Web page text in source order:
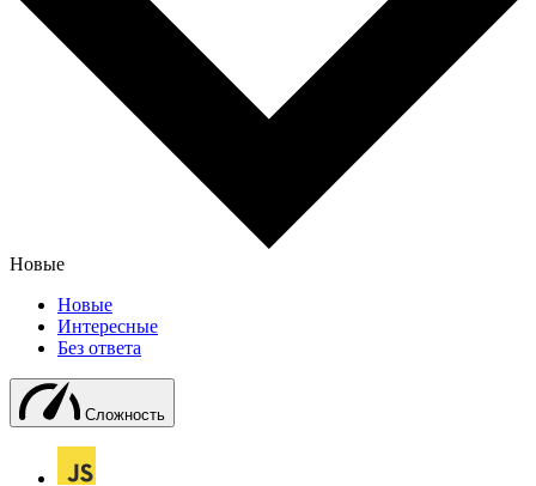
Новые
Новые
Интересные
Без ответа
Сложность